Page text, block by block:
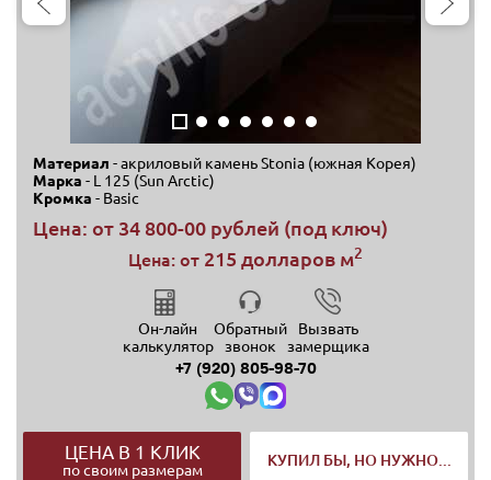
Материал - акриловый камень Stonia (южная Корея)
Марка - L 125 (Sun Arctic)
Кромка - Basic
Цена: от 34 800-00 рублей (под ключ)
Цена: от 215 долларов м2
Он-лайн
калькулятор
Обратный
звонок
Вызвать
замерщика
+7 (920) 805-98-70
ЦЕНА В 1 КЛИК
по своим размерам
КУПИЛ БЫ, НО НУЖНО...